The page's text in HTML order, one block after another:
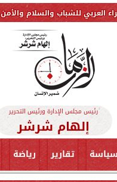
والسلام والأمن
رئيس مجلس الإدارة ورئيس التحرير
إلهام شرشر
تقارير رياضة